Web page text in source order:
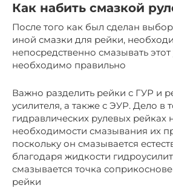
Как набить смазкой
После того как был сделан
иной смазки для рейки,
непосредственно смазывать
необходимо правильно
Важно разделить рейки с ГУР и
усилителя, а также с ЭУР. Дело в
гидравлических рулевых рейках
необходимости смазывания их
поскольку он смазывается
благодаря жидкости
смазывается точка
рейки